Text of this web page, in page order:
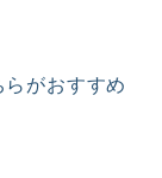
がおすすめ